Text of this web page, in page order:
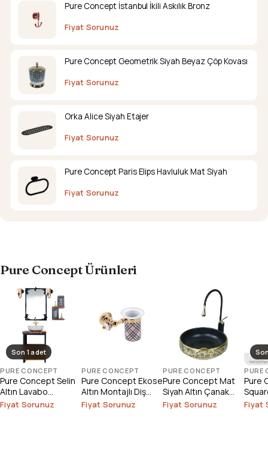
Pure Concept İstanbul İkili Askılık Bronz
Fiyat Sorunuz
Pure Concept Geometrik Siyah Beyaz Çöp Kovası
Fiyat Sorunuz
Orka Alice Siyah Etajer
Fiyat Sorunuz
Pure Concept Paris Elips Havluluk Mat Siyah
Fiyat Sorunuz
Pure Concept Ürünleri
Son 1 adet
PURE CONCEPT
Pure Concept Selin
Altın Lavabo
Bataryası (Outlet)
Fiyat Sorunuz
PURE CONCEPT
Pure Concept Ekose
Altın Montajlı Diş
Fırçalık
Fiyat Sorunuz
PURE CONCEPT
Pure Concept Mat
Siyah Altın Çanak
Lavabo
Fiyat Sorunuz
PURE
Pure
Fiyat